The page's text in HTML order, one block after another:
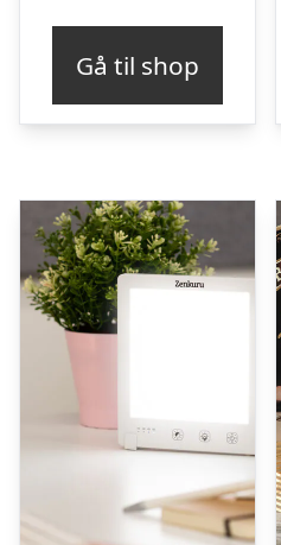
Gå til shop